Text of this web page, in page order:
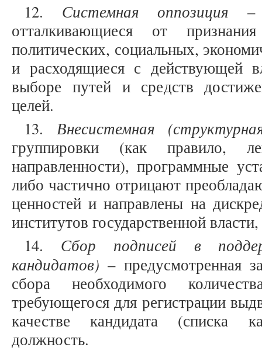
12. Системная оппозиция –
отталкивающиеся от
политических, социальных,
и расходящиеся с действующей
выборе путей и средств
целей.
13. Внесистемная
группировки (как правило,
направленности), программные
либо частично отрицают
ценностей и направлены на
институтов государственной
14. Сбор подписей в
кандидатов) – предусмотренная
сбора необходимого
требующегося для регистрации
качестве кандидата (списка
должность.